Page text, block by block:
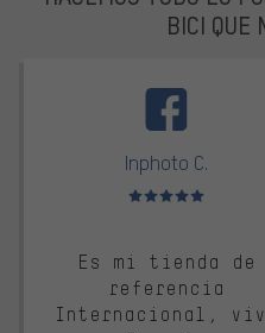
BICI QUE
Inphoto C.
Valoración media: 5 de 5
Es mi tienda de
referencia
Internacional,